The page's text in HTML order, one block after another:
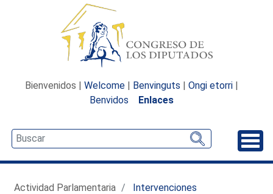
Bienvenidos | Welcome | Benvinguts | Ongi etorri |
Benvidos
Enlaces
Actividad Parlamentaria
Intervenciones